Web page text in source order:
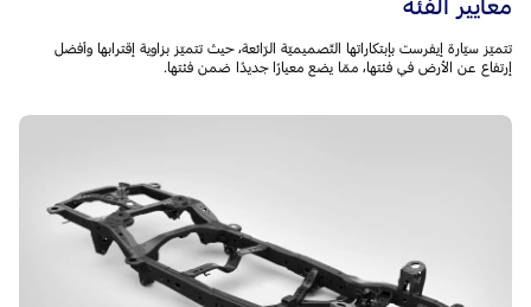
تتميّز سيّارة إيفرست بإبتكاراتها التّصميميّة الرّائعة، حيث تتميّز بزاوية إقترابها وأفضل
إرتفاع عن الأرض في فئتها، ممّا يضع معيارًا جديدًا ضمن فئتها.